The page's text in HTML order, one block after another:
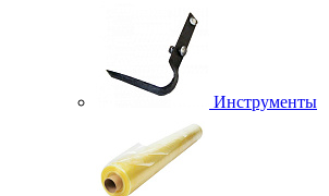
Инструменты